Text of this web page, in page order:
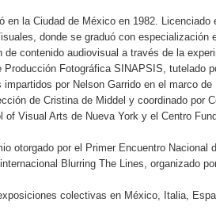
en la Ciudad de México en 1982.
donde se graduó con
de contenido audiovisual a través de la
Producción Fotográfica SINAPSIS, tutelado
por Nelson Garrido en el marco
de Cristina de Middel y coordinado por
Visual Arts de Nueva York y el Centro
otorgado por el Primer Encuentro
Blurring The Lines, organizado
colectivas en México, Italia,